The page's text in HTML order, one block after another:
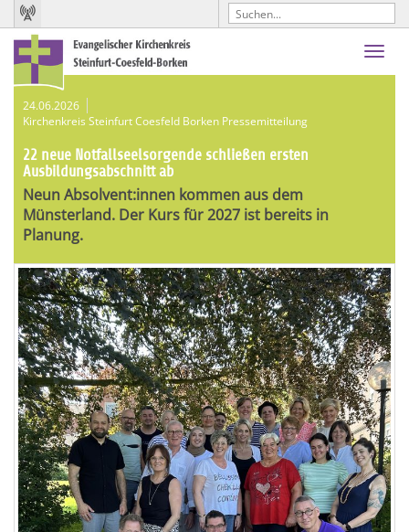
24.06.2026
Kirchenkreis Steinfurt Coesfeld Borken Pressemitteilung
22 neue Notfallseelsorgende schließen ersten
Ausbildungsabschnitt ab
Neun Absolvent:innen kommen aus dem
Münsterland. Der Kurs für 2027 ist bereits in
Planung.